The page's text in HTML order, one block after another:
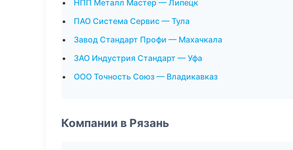
НПП Металл Мастер — Липецк
ПАО Система Сервис — Тула
Завод Стандарт Профи — Махачкала
ЗАО Индустрия Стандарт — Уфа
ООО Точность Союз — Владикавказ
Компании в Рязань